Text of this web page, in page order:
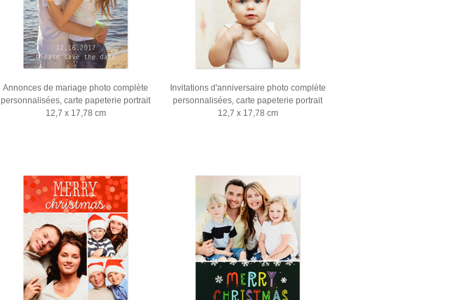
Annonces de mariage photo complète
personnalisées, carte papeterie portrait
12,7 x 17,78 cm
Invitations d'anniversaire photo complète
personnalisées, carte papeterie portrait
12,7 x 17,78 cm